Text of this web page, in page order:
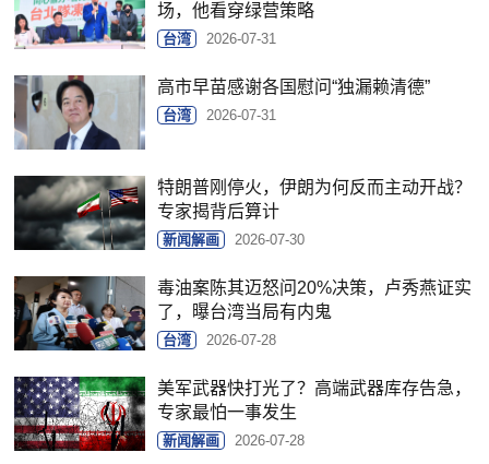
场，他看穿绿营策略
台湾 2026-07-31
高市早苗感谢各国慰问“独漏赖清德”
台湾 2026-07-31
特朗普刚停火，伊朗为何反而主动开战？
专家揭背后算计
新闻解画 2026-07-30
毒油案陈其迈怒问20%决策，卢秀燕证实
了，曝台湾当局有内鬼
台湾 2026-07-28
美军武器快打光了？高端武器库存告急，
专家最怕一事发生
新闻解画 2026-07-28